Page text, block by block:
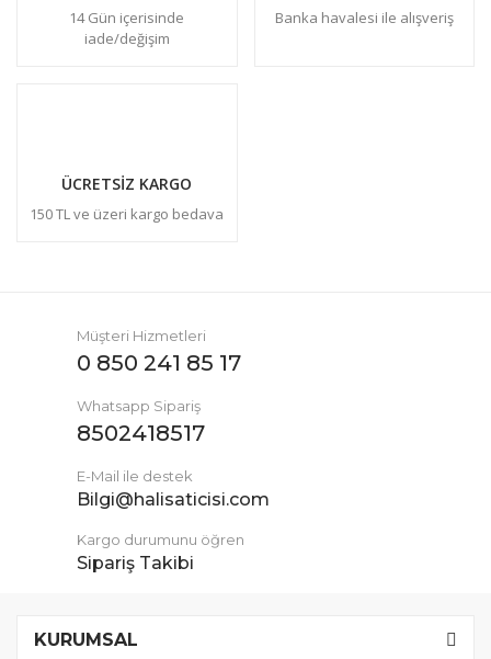
14 Gün içerisinde
iade/değişim
Banka havalesi ile alışveriş
ÜCRETSİZ KARGO
150 TL ve üzeri kargo bedava
Müşteri Hizmetleri
0 850 241 85 17
Whatsapp Sipariş
8502418517
E-Mail ile destek
Bilgi@halisaticisi.com
Kargo durumunu öğren
Sipariş Takibi
KURUMSAL